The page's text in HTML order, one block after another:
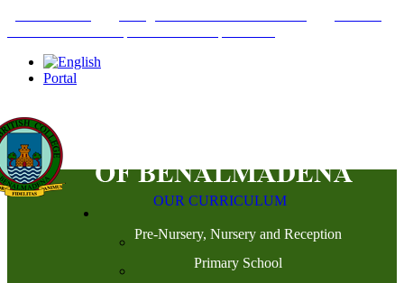
Portal
OUR CURRICULUM
Pre-Nursery, Nursery and Reception
Primary School